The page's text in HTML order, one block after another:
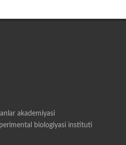
akademiyasi
biologiyasi instituti